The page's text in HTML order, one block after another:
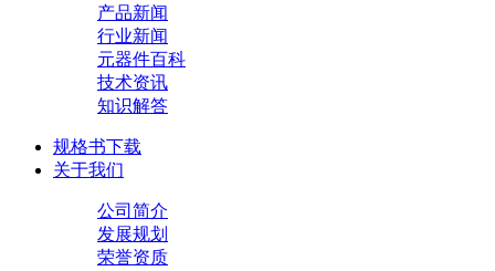
产品新闻
行业新闻
元器件百科
技术资讯
知识解答
规格书下载
关于我们
公司简介
发展规划
荣誉资质